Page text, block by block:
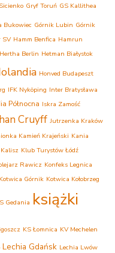
Gryf Toruń GS Kallithea
Bukowiec Górnik Lubin Górnik
SV Hamm Benfica Hamrun
Hertha Berlin Hetman Białystok
Honved Budapeszt
IFK Nyköping Inter Bratysława
Północna Iskra Zamość
Cruyff Jutrzenka Kraków
Kamień Krajeński Kania
Klub Turystów Łódź
Rawicz Konfeks Legnica
Kotwica Górnik Kotwica Kołobrzeg
Gedania książki
KS Łomnica KV Mechelen
Lechia Gdańsk Lechia Lwów